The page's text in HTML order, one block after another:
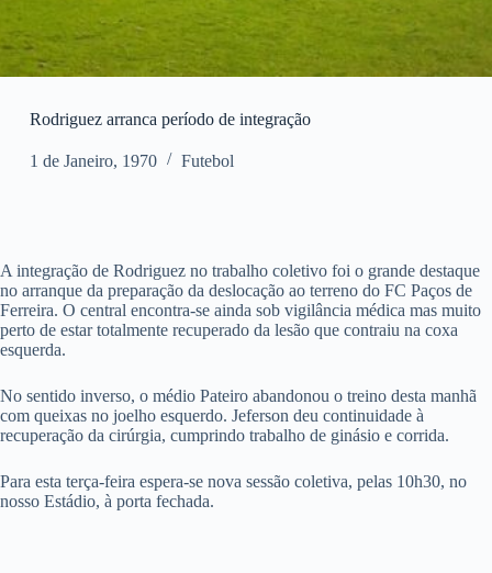
Rodriguez arranca período de integração
1 de Janeiro, 1970 Futebol
A integração de Rodriguez no trabalho coletivo foi o grande destaque
no arranque da preparação da deslocação ao terreno do FC Paços de
Ferreira. O central encontra-se ainda sob vigilância médica mas muito
perto de estar totalmente recuperado da lesão que contraiu na coxa
esquerda.
No sentido inverso, o médio Pateiro abandonou o treino desta manhã
com queixas no joelho esquerdo. Jeferson deu continuidade à
recuperação da cirúrgia, cumprindo trabalho de ginásio e corrida.
Para esta terça-feira espera-se nova sessão coletiva, pelas 10h30, no
nosso Estádio, à porta fechada.